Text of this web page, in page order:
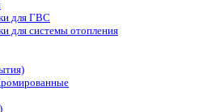
для ГВС
для системы отопления